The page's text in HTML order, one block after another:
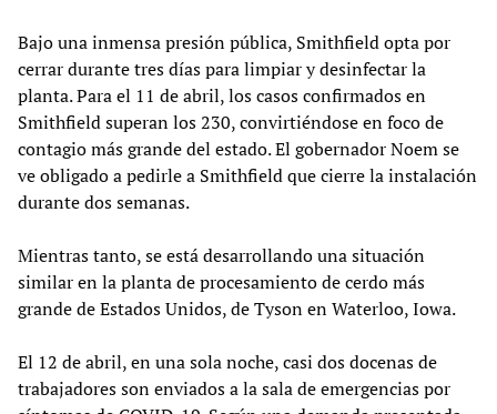
Bajo una inmensa presión pública, Smithfield opta por
cerrar durante tres días para limpiar y desinfectar la
planta. Para el 11 de abril, los casos confirmados en
Smithfield superan los 230, convirtiéndose en foco de
contagio más grande del estado. El gobernador Noem se
ve obligado a pedirle a Smithfield que cierre la instalación
durante dos semanas.
Mientras tanto, se está desarrollando una situación
similar en la planta de procesamiento de cerdo más
grande de Estados Unidos, de Tyson en Waterloo, Iowa.
El 12 de abril, en una sola noche, casi dos docenas de
trabajadores son enviados a la sala de emergencias por